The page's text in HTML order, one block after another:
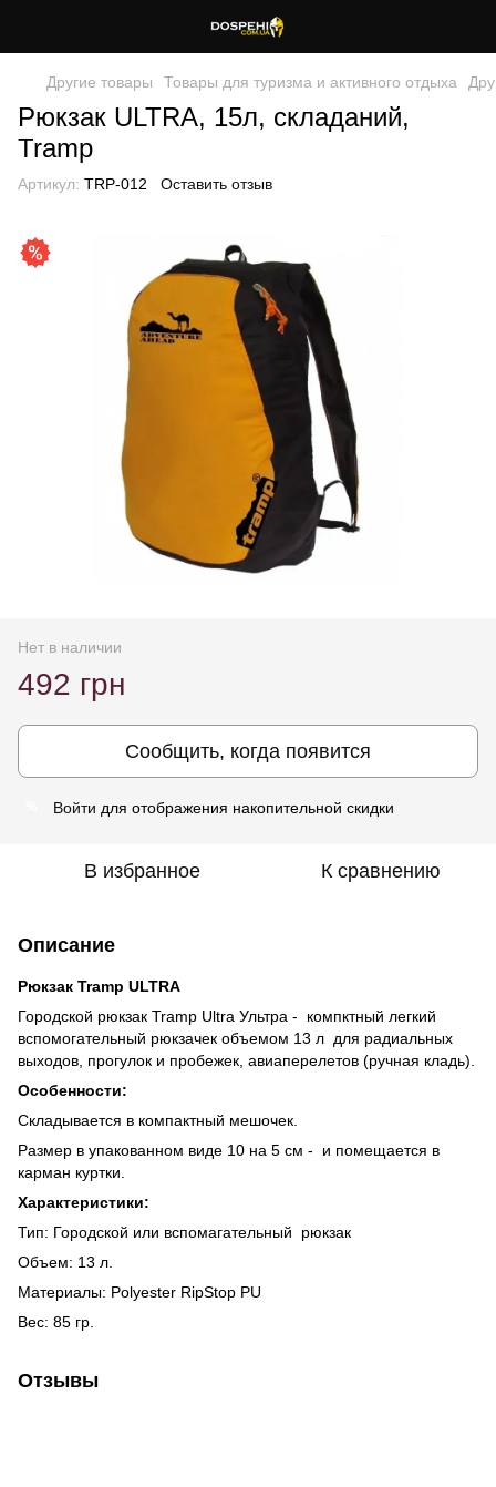
Другие товары Товары для туризма и активного отдыха
Рюкзак ULTRA, 15л, складаний,
Tramp
Артикул: TRP-012 Оставить отзыв
Нет в наличии
492 грн
Сообщить, когда появится
Войти для отображения накопительной скидки
В избранное К сравнению
Описание
Рюкзак Tramp ULTRA
Городской рюкзак Tramp Ultra Ультра - компктный легкий
вспомогательный рюкзачек объемом 13 л для радиальных
выходов, прогулок и пробежек, авиаперелетов (ручная кладь).
Особенности:
Складывается в компактный мешочек.
Размер в упакованном виде 10 на 5 см - и помещается в
карман куртки.
Характеристики:
Тип: Городской или вспомагательный рюкзак
Объем: 13 л.
Материалы: Polyester RipStop PU
Вес: 85 гр.
Отзывы